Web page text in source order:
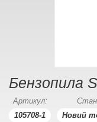
Бензопила
Артикул:
105708-1
Новий